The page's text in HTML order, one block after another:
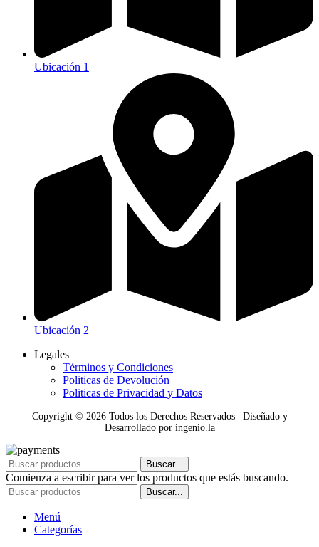
Ubicación 1
Ubicación 2
Legales
Términos y Condiciones
Politicas de Devolución
Politicas de Privacidad y Datos
Copyright © 2026Todos los Derechos Reservados | Diseñado y
Desarrollado por ingenio.la
Buscar...
Comienza a escribir para ver los productos que estás buscando.
Buscar...
Menú
Categorías